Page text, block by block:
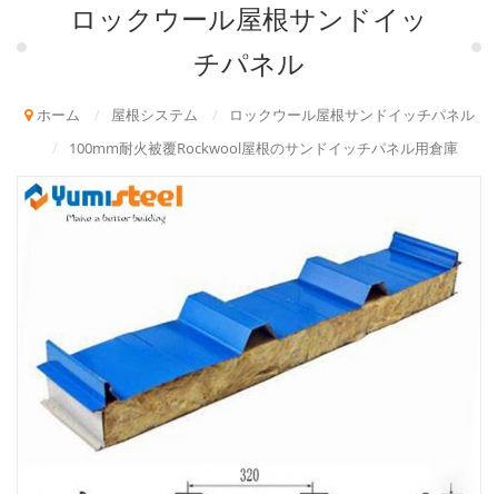
ロックウール屋根サンドイッ
チパネル
ホーム / 屋根システム /
ロックウール屋根サンドイッチパネル
/
100mm耐火被覆Rockwool屋根のサンドイッチパネル用倉庫